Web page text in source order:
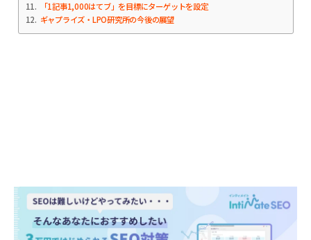
11
「1記事1,000はてブ」を目標にターゲットを設定
12
ギャプライズ・LPO研究所の今後の展望